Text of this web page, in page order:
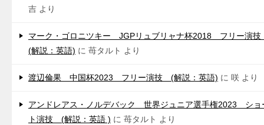
吉 より
マーク・ゴロニツキー JGPリュブリャナ杯2018 フリー演
(解説：英語) に 苺タルト より
渡辺倫果 中国杯2023 フリー演技 (解説：英語) に 咲 より
アンドレアス・ノルデバック 世界ジュニア選手権2023 ショ
ト演技 (解説：英語 ) に 苺タルト より